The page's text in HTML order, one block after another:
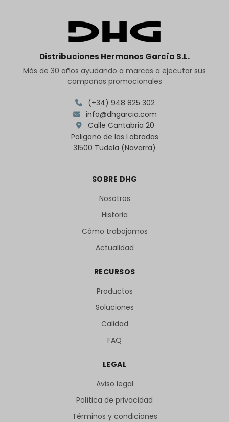
Distribuciones Hermanos García S.L.
Más de 30 años ayudando a marcas a ejecutar sus
campañas promocionales
(+34) 948 825 302
info@dhgarcia.com
Calle Cantabria 20
Poligono de las Labradas
31500 Tudela (Navarra)
SOBRE DHG
Nosotros
Historia
Cómo trabajamos
Actualidad
RECURSOS
Productos
Soluciones
Calidad
FAQ
LEGAL
Aviso legal
Política de privacidad
Términos y condiciones